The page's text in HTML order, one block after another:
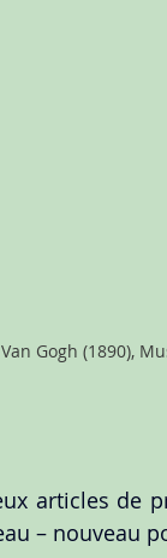
Gogh (1890),
articles de
– nouveau